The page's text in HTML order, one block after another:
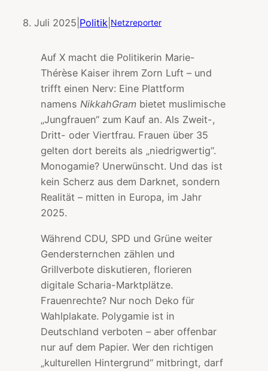
8. Juli 2025 Politik Netzreporter
Auf X macht die Politikerin Marie-
Thérèse Kaiser ihrem Zorn Luft – und
trifft einen Nerv: Eine Plattform
namens NikkahGram bietet muslimische
„Jungfrauen“ zum Kauf an. Als Zweit-,
Dritt- oder Viertfrau. Frauen über 35
gelten dort bereits als „niedrigwertig“.
Monogamie? Unerwünscht. Und das ist
kein Scherz aus dem Darknet, sondern
Realität – mitten in Europa, im Jahr
2025.
Während CDU, SPD und Grüne weiter
Gendersternchen zählen und
Grillverbote diskutieren, florieren
digitale Scharia-Marktplätze.
Frauenrechte? Nur noch Deko für
Wahlplakate. Polygamie ist in
Deutschland verboten – aber offenbar
nur auf dem Papier. Wer den richtigen
„kulturellen Hintergrund“ mitbringt, darf